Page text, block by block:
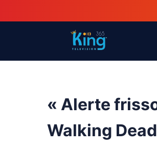
« Alerte
Walking